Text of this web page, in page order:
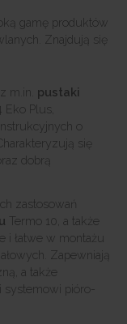
gamę produktów
Znajdują się
m.in. pustaki
Eko Plus,
o
się
dobrą
zastosowań
Termo 10, a także
i łatwe w montażu
Zapewniają
a także
systemowi pióro-